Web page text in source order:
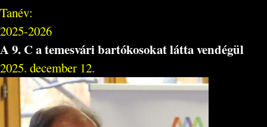
Tanév:
2025-2026
A 9. C a temesvári bartókosokat látta vendégül
2025. december 12.